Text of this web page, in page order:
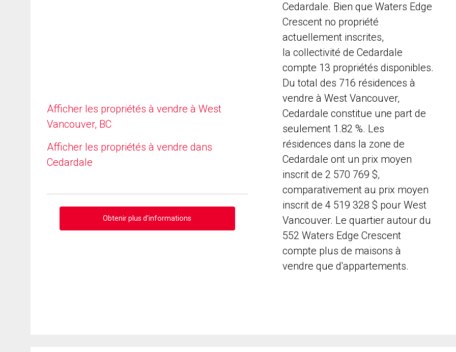
Afficher les propriétés à vendre à West
Vancouver, BC
Afficher les propriétés à vendre dans
Cedardale
Obtenir plus d'informations
Cedardale. Bien que Waters Edge
Crescent no propriété
actuellement inscrites,
la collectivité de Cedardale
compte 13 propriétés disponibles.
Du total des 716 résidences à
vendre à West Vancouver,
Cedardale constitue une part de
seulement 1.82 %. Les
résidences dans la zone de
Cedardale ont un prix moyen
inscrit de 2 570 769 $,
comparativement au prix moyen
inscrit de 4 519 328 $ pour West
Vancouver. Le quartier autour du
552 Waters Edge Crescent
compte plus de maisons à
vendre que d'appartements.